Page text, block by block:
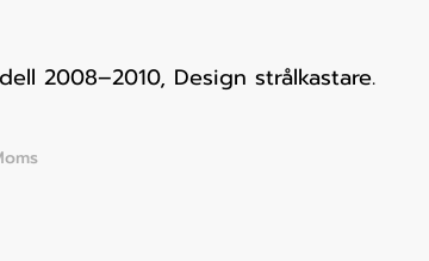
2008–2010, Design strålkastare.